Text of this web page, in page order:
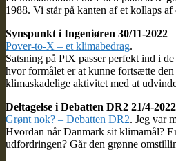
1988. Vi står på kanten af et kollaps
Synspunkt i Ingeniøren 30/11-2022
Pover-to-X – et klimabedrag.
Satsning på PtX passer perfekt ind i
hvor formålet er at kunne fortsætte
klimaskadelige aktivitet med at
Deltagelse i Debatten DR2 21/4-2022
Grønt nok? – Debatten DR2. Jeg var
Hvordan når Danmark sit klimamål?
udfordringen? Går den grønne